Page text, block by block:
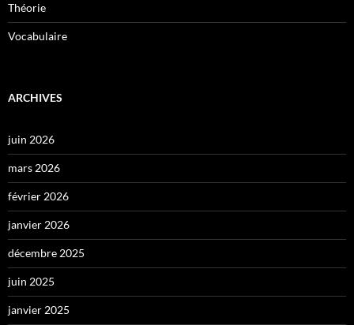
Théorie
Vocabulaire
ARCHIVES
juin 2026
mars 2026
février 2026
janvier 2026
décembre 2025
juin 2025
janvier 2025